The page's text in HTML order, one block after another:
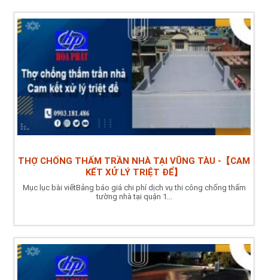
THỢ CHỐNG THẤM TRẦN NHÀ TẠI VŨNG TÀU -【CAM
KẾT XỬ LÝ TRIỆT ĐỂ】
Mục lục bài viếtBảng báo giá chi phí dịch vụ thi công chống thấm
tường nhà tại quận 1...